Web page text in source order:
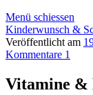
Menü schiessen
Kinderwunsch &
Veröffentlicht am
Kommentare 1
Vitamine &